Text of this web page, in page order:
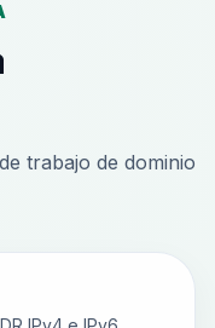
trabajo de dominio